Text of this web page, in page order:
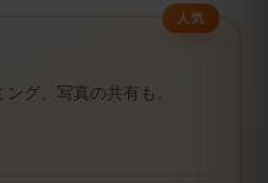
人気
グ、写真の共有も。